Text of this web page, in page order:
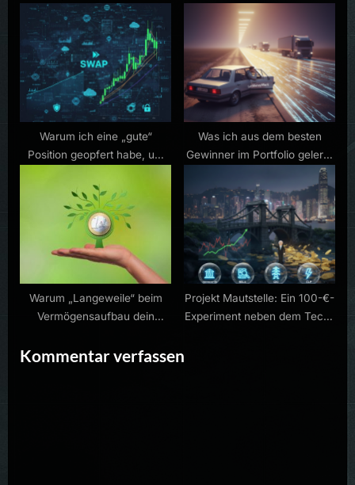
Berater ist
Warum ich eine „gute“
Position geopfert habe, um
zu machen
Was ich aus dem besten
Gewinner im Portfolio gelernt
Warum „Langeweile“ beim
Vermögensaufbau dein
Projekt Mautstelle: Ein 100-€-
Experiment neben dem Tech-
Kommentar verfassen